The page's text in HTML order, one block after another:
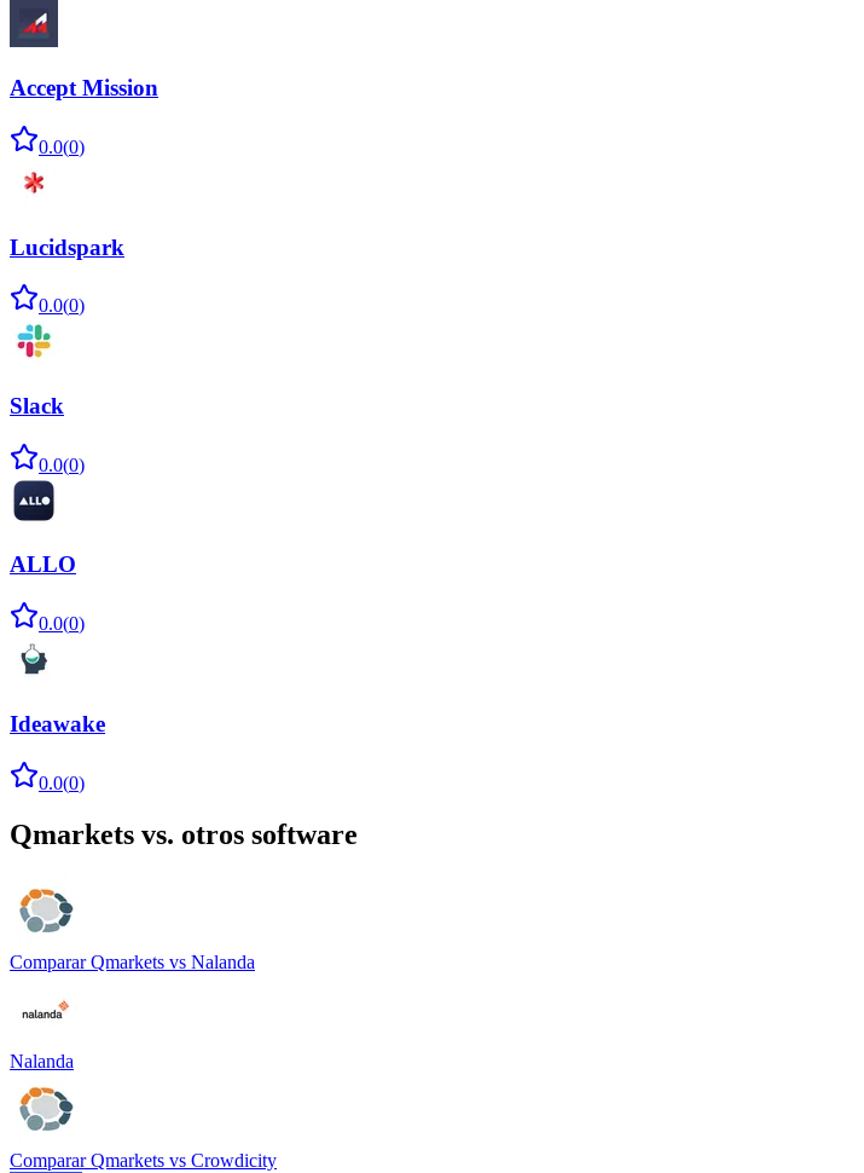
Accept Mission
0.0(0)
Lucidspark
0.0(0)
Slack
0.0(0)
ALLO
0.0(0)
Ideawake
0.0(0)
Qmarkets vs. otros software
Comparar Qmarkets vs Nalanda
Nalanda
Comparar Qmarkets vs Crowdicity